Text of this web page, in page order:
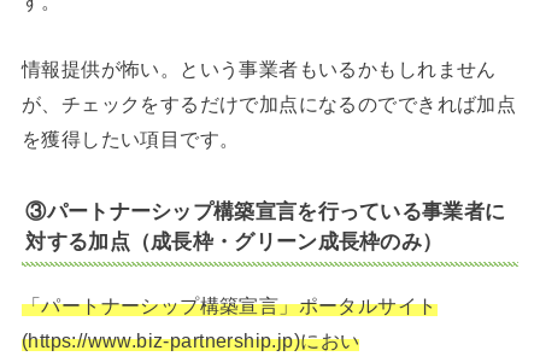
情報提供が怖い。という事業者もいるかもしれません
が、チェックをするだけで加点になるのでできれば加点
を獲得したい項目です。
③パートナーシップ構築宣言を行っている事業者に
対する加点（成長枠・グリーン成長枠のみ）
「パートナーシップ構築宣言」ポータルサイト
(https://www.biz-partnership.jp)におい